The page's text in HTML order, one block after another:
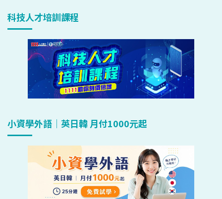
科技人才培訓課程
小資學外語｜英日韓 月付1000元起